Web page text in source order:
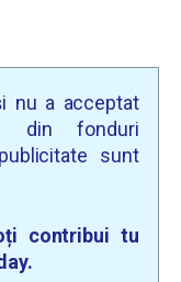
nu a acceptat
din fonduri
sunt
contribui tu